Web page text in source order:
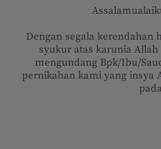
Dengan segala kerendahan
syukur atas karunia
mengundang Bpk/Ibu/
pernikahan kami yang insya